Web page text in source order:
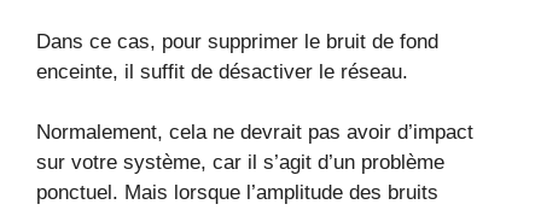
Dans ce cas, pour supprimer le bruit de fond
enceinte, il suffit de désactiver le réseau.
Normalement, cela ne devrait pas avoir d’impact
sur votre système, car il s’agit d’un problème
ponctuel. Mais lorsque l’amplitude des bruits